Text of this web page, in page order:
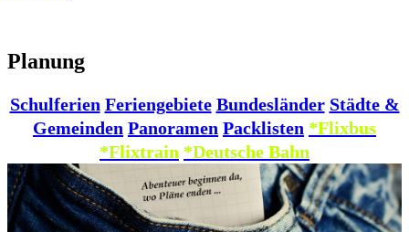
Planung
Schulferien Feriengebiete Bundesländer Städte &
Gemeinden Panoramen Packlisten *Flixbus
*Flixtrain *Deutsche Bahn